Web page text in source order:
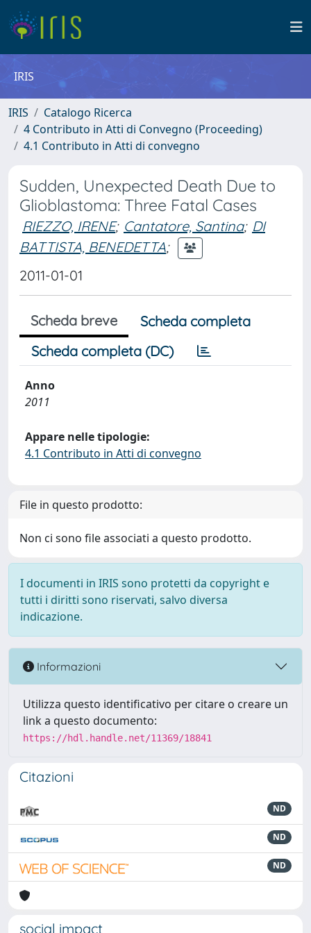
IRIS
IRIS
Catalogo Ricerca
4 Contributo in Atti di Convegno (Proceeding)
4.1 Contributo in Atti di convegno
Sudden, Unexpected Death Due to
Glioblastoma: Three Fatal Cases
RIEZZO, IRENE; Cantatore, Santina; DI
BATTISTA, BENEDETTA;
2011-01-01
Scheda breve
Scheda completa
Scheda completa (DC)
Anno
2011
Appare nelle tipologie:
4.1 Contributo in Atti di convegno
File in questo prodotto:
Non ci sono file associati a questo prodotto.
I documenti in IRIS sono protetti da copyright e
tutti i diritti sono riservati, salvo diversa
indicazione.
Informazioni
Utilizza questo identificativo per citare o creare un
link a questo documento:
https://hdl.handle.net/11369/18841
Citazioni
ND
ND
ND
social impact